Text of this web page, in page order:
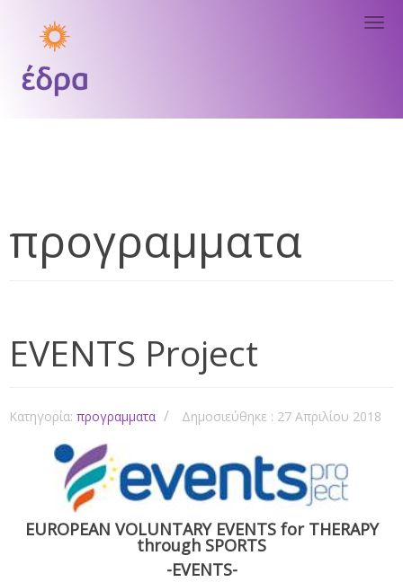
προγραμματα
EVENTS Project
Κατηγορία: προγραμματα Δημοσιεύθηκε : 27 Απριλίου 2018
EUROPEAN VOLUNTARY EVENTS for THERAPY
through SPORTS
-EVENTS-